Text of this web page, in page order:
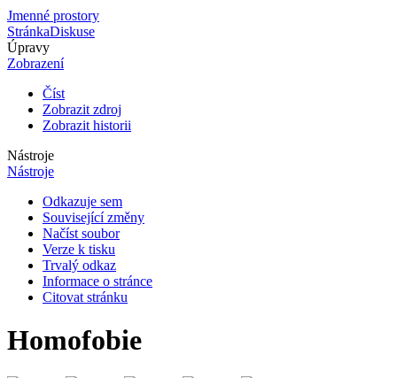
Jmenné prostory
StránkaDiskuse
Úpravy
Zobrazení
Číst
Zobrazit zdroj
Zobrazit historii
Nástroje
Nástroje
Odkazuje sem
Související změny
Načíst soubor
Verze k tisku
Trvalý odkaz
Informace o stránce
Citovat stránku
Homofobie